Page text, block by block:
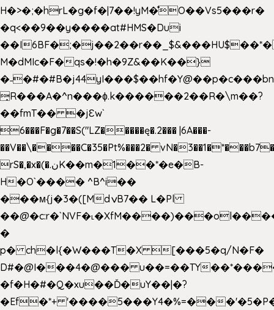
H�>�;�hrL�g�f�|7��!yM�̊O��Vs5���r�
�q<��9��y����at#HMS�Dui
M�dMIc�F�qs�!�h�9Z&��K��}
̟R���A�^n���ɸ.k������2��R�\m��?
��fmT�� �jԐw`
6���F�g�7��S("LZ�����ę�.2��� |6A���-
��V��\����C�35�Pt%���2�
rS�,�x�(�.نK��m�1��*�e�B-
H�O`���� ^B^i��
���м{j�3�([MdݍB7�� L�Pl
�
p� ch�l{�W���T�X [���5�q/N�F�
D#�@I���4�@��� u��=��TY
�f�H�#�Q�xu��Ď�uY��|�?
�Ef�*+ '����5���Y4�%=��